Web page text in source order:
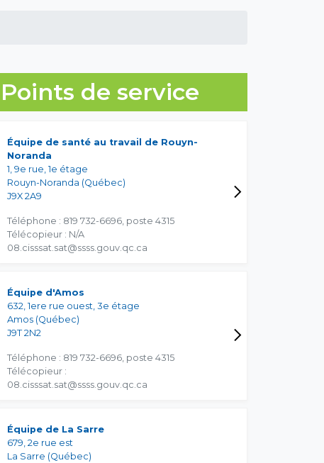
Points de service
Équipe de santé au travail de Rouyn-
Noranda
1, 9e rue, 1e étage
Rouyn-Noranda (Québec)
J9X 2A9
Téléphone : 819 732-6696, poste 4315
Télécopieur : N/A
08.cisssat.sat@ssss.gouv.qc.ca
Équipe d'Amos
632, 1ere rue ouest, 3e étage
Amos (Québec)
J9T 2N2
Téléphone : 819 732-6696, poste 4315
Télécopieur :
08.cisssat.sat@ssss.gouv.qc.ca
Équipe de La Sarre
679, 2e rue est
La Sarre (Québec)